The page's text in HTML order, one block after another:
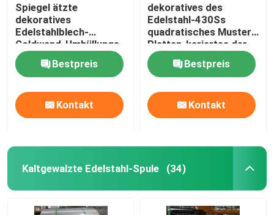
Spiegel ätzte
dekoratives
Edelstahlblech-
Goldwand-Umhüllungs-
Blatt
Bestpreis
Kontakt
dekoratives des
Edelstahl-430Ss
quadratisches Muster
Platten-kariertes der
Stärke-1mm
Bestpreis
Kontakt
Kaltgewalzte Edelstahl-Spule (34)